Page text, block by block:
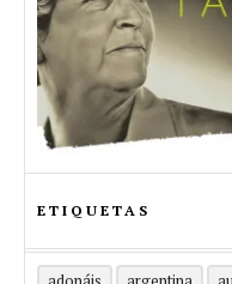
ETIQUETAS